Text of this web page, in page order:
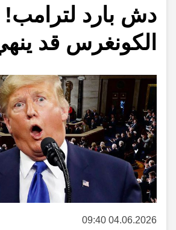
دش بارد لترامب!
الكونغرس قد
04.06.2026 09:40